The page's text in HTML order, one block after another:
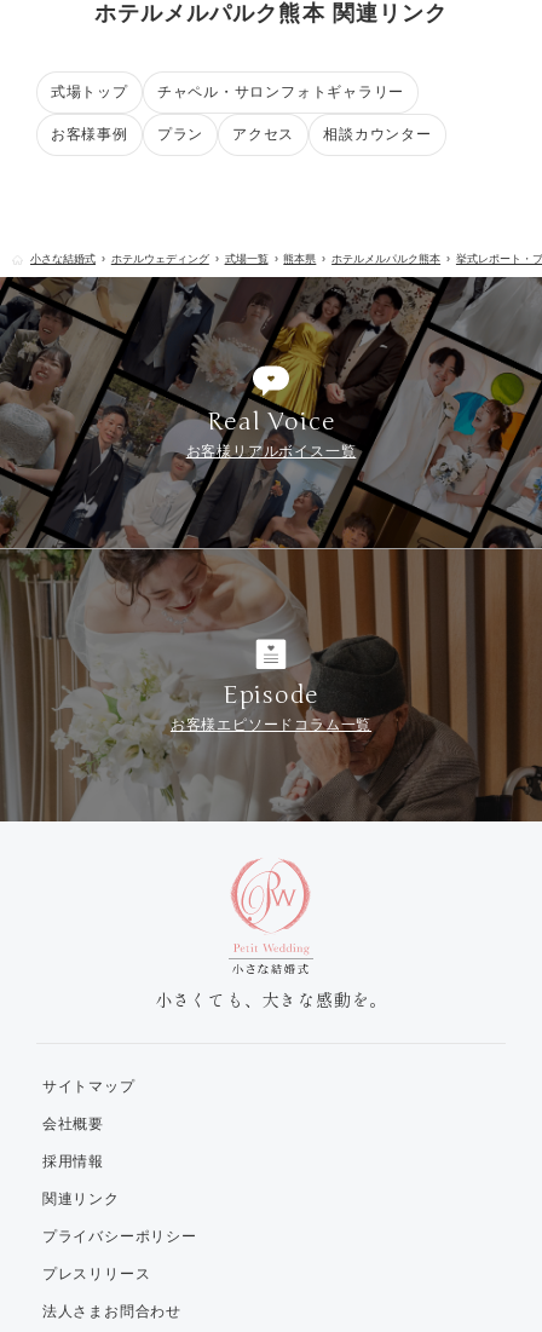
ホテルメルパルク熊本 関連リンク
式場トップ チャペル・サロンフォトギャラリー
お客様事例 プラン アクセス 相談カウンター
小さな結婚式 ホテルウェディング 式場一覧 熊本県 ホテルメルパルク熊本 挙式レポート・
Real Voice
お客様リアルボイス一覧
Episode
お客様エピソードコラム一覧
小さくても、大きな感動を。
サイトマップ
会社概要
採用情報
関連リンク
プライバシーポリシー
プレスリリース
法人さまお問合わせ